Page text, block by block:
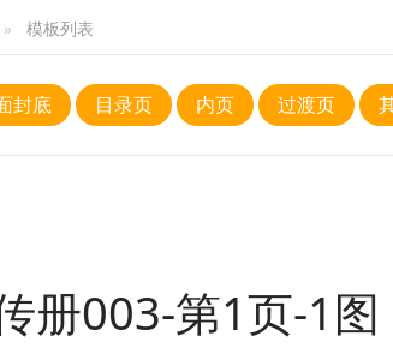
模板列表
封底 目录页 内页 过渡页
册003-第1页-1图